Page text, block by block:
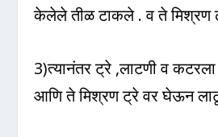
केलेले तीळ टाकले . व ते
3)त्यानंतर ट्रे ,लाटणी व
आणि ते मिश्रण ट्रे वर घेऊन